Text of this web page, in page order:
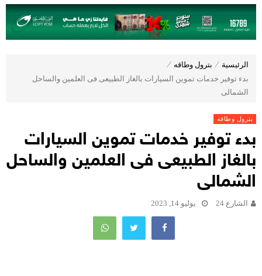
الرئيسية ⁄ بترول وطاقه ⁄
بدء توفير خدمات تموين السيارات بالغاز الطبيعى فى العلمين والساحل
الشمالى
بترول وطاقه
بدء توفير خدمات تموين السيارات
بالغاز الطبيعى فى العلمين والساحل
الشمالى
الشارع 24 يوليو 14, 2023